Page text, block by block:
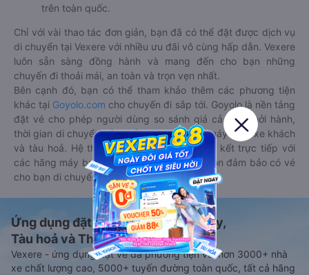
trên toàn quốc.
Chỉ với vài thao tác đơn giản, bạn đã có thể đặt được dịch vụ
di chuyển tại Vexere với nhiều ưu đãi vô cùng hấp dẫn. Vexere
luôn sẵn sàng đồng hành và mang đến cho bạn những
chuyến đi thoải mái, an toàn và trọn vẹn nhất.
Bên cạnh đó, bạn có thể tham khảo thêm các phương tiện
khác tại Goyolo.com cho chuyến đi sắp tới. Goyolo là nền tảng
đặt vé cho phép người dùng so sánh giá cả, giờ khởi hành,
thời gian di chuyển của nhiều phương tiện máy bay, xe khách
và tàu hoả. Hệ thống của Goyolo được liên kết trực tiếp với
các hãng máy bay, xe khách và tàu hoả, luôn đảm bảo có vé
cho bạn di chuyển.
Ứng dụng đặt vé Xe khách, Máy bay,
Tàu hoả và Thuê xe
Vexere - ứng dụng đặt vé đa phương tiện với hơn 3000+ nhà
xe chất lượng cao, 5000+ tuyến đường toàn quốc, tất cả hãng